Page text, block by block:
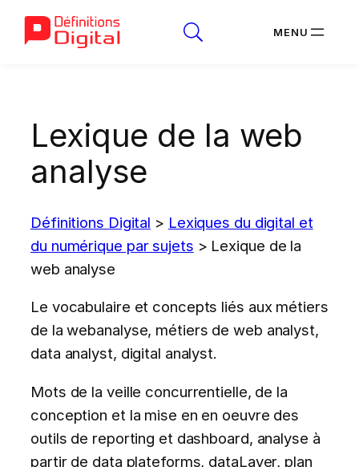
contenu
Lexique de la web
analyse
Définitions Digital > Lexiques du digital et
du numérique par sujets > Lexique de la
web analyse
Le vocabulaire et concepts liés aux métiers
de la webanalyse, métiers de web analyst,
data analyst, digital analyst.
Mots de la veille concurrentielle, de la
conception et la mise en en oeuvre des
outils de reporting et dashboard, analyse à
partir de data plateforms, dataLayer, plan